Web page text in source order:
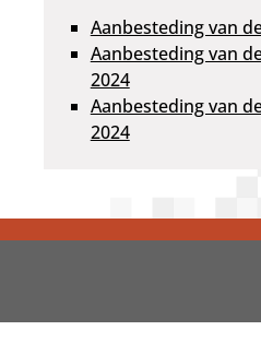
Aanbesteding van
Aanbesteding van
2024
Aanbesteding van
2024